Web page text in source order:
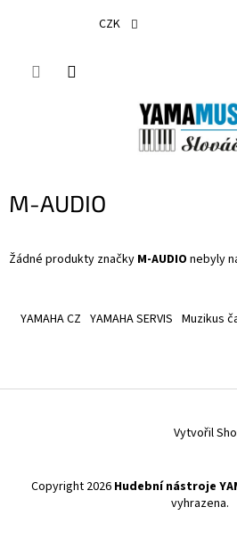
CZK
M-AUDIO
Žádné produkty značky M-AUDIO nebyly
í
YAMAHA CZ YAMAHA SERVIS Muzikus
Vytvořil
Copyright 2026 Hudební nástroje
vyhrazena.